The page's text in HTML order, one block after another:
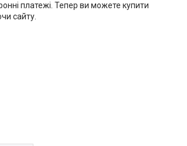
платежі. Тепер ви можете купити
сайту.